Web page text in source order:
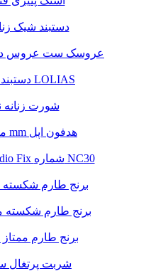
دستبند شیک
عروسک ست عروس داماد
دستبند مردانه طرح پلنگ برند LOLIAS
شورت
مبدل لایتنینگ به جک 3.5 mm هدفون اپل
پنکیک مک فیکس مدل Studio Fix شماره NC30
برنج طارم شکسته معطر 5
برنج طارم شکسته معطر 10
برنج طارم ممتاز معطر 10
شربت پرتغال